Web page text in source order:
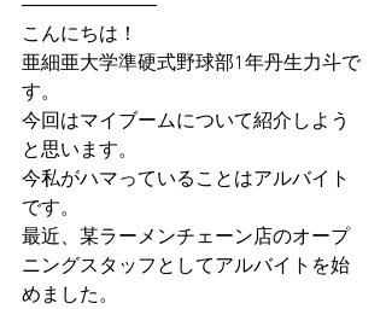
―――――――
こんにちは！
亜細亜大学準硬式野球部1年丹生力斗で
す。
今回はマイブームについて紹介しよう
と思います。
今私がハマっていることはアルバイト
です。
最近、某ラーメンチェーン店のオープ
ニングスタッフとしてアルバイトを始
めました。